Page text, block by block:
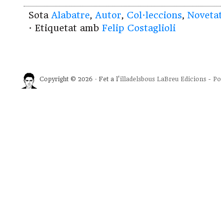
Sota Alabatre, Autor, Col·leccions,
· Etiquetat amb Felip Costaglioli
Copyright © 2026 · Fet a l'illadelsbous LaBreu Edicions -